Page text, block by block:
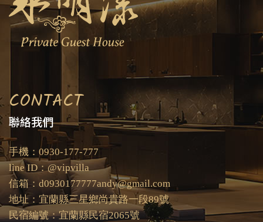
CONTACT
聯絡我們
手機：0930-177-777
line ID：@vipvilla
信箱：d0930177777andy@gmail.com
地址：宜蘭縣三星鄉尚貴路一段89號
民宿編號：宜蘭縣民宿2065號